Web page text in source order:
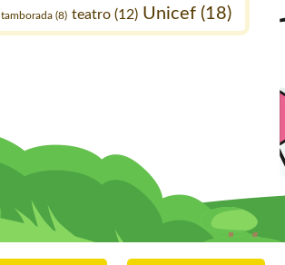
tamborada (8) teatro (12) Unicef (18)